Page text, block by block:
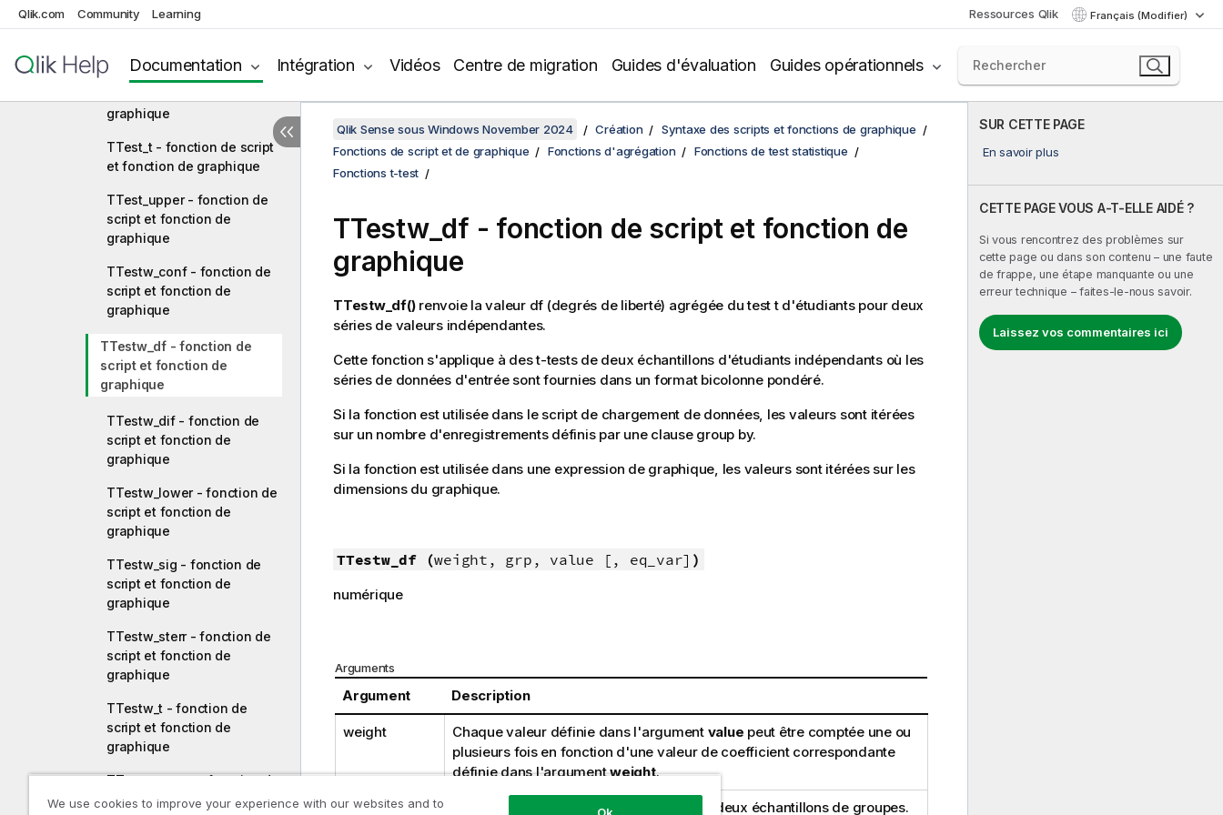
Qlik.com Community Learning Ressources Qlik Français (Modifier)
Documentation Intégration Vidéos Centre de migration Guides d'évaluation Guides opérationnels
script et fonction de
TTest_sterr - fonction de
graphique
TTest_t - fonction de script
et fonction de graphique
TTest_upper - fonction de
script et fonction de
graphique
TTestw_conf - fonction de
script et fonction de
graphique
TTestw_df - fonction de
script et fonction de
graphique
TTestw_dif - fonction de
script et fonction de
graphique
TTestw_lower - fonction de
script et fonction de
graphique
TTestw_sig - fonction de
script et fonction de
graphique
TTestw_sterr - fonction de
script et fonction de
graphique
TTestw_t - fonction de
script et fonction de
graphique
TTestw_upper - fonction de
script et fonction de
SUR CETTE PAGE
En savoir plus
CETTE PAGE VOUS A-T-ELLE AIDÉ ?
Si vous rencontrez des problèmes sur
cette page ou dans son contenu – une faute
de frappe, une étape manquante ou une
erreur technique – faites-le-nous savoir.
Laissez vos commentaires ici
Qlik Sense sous Windows November 2024 Création
Syntaxe des scripts et fonctions de graphique
Fonctions de script et de graphique
Fonctions d'agrégation
Fonctions de test statistique
Fonctions t-test
TTestw_df - fonction de script et fonction de
graphique
TTestw_df()renvoie la valeur df (degrés de liberté) agrégée du test t d'étudiants pour deux
séries de valeurs indépendantes.
Cette fonction s'applique à des t-tests de deux échantillons d'étudiants indépendants où les
séries de données d'entrée sont fournies dans un format bicolonne pondéré.
Si la fonction est utilisée dans le script de chargement de données, les valeurs sont itérées
sur un nombre d'enregistrements définis par une clause group by.
Si la fonction est utilisée dans une expression de graphique, les valeurs sont itérées sur les
dimensions du graphique.
TTestw_df (weight, grp, value [, eq_var] )
numérique
Arguments
Argument Description
weight Chaque valeur définie dans l'argument value peut être comptée une ou
plusieurs fois en fonction d'une valeur de coefficient correspondante
définie dans l'argumentweight.
grp Champ contenant le nom de chacun des deux échantillons de groupes.
We use cookies to improve your experience with our websites and to